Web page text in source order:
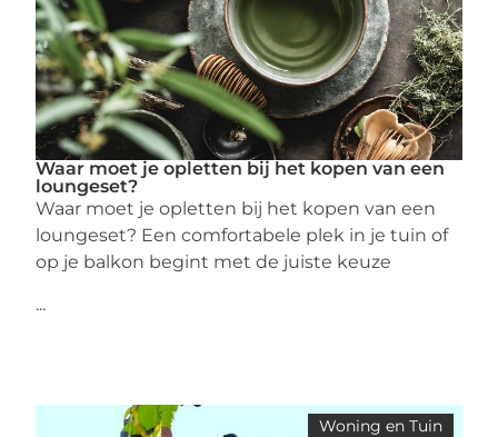
Waar moet je opletten bij het kopen van een
loungeset?
Waar moet je opletten bij het kopen van een
loungeset? Een comfortabele plek in je tuin of
op je balkon begint met de juiste keuze
...
Woning en Tuin